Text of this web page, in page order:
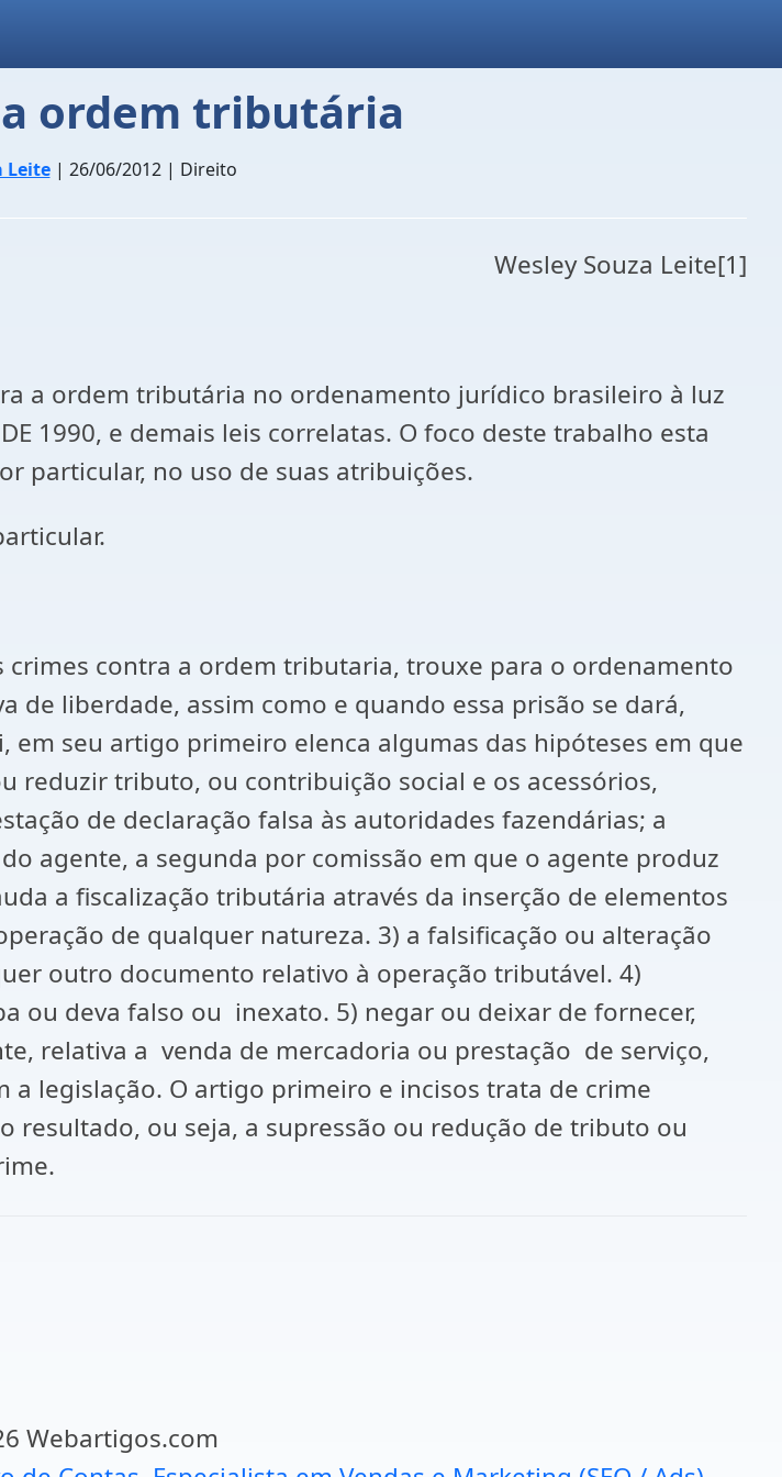
ordem tributária
Leite| 26/06/2012 | Direito
Wesley Souza Leite[1]
a ordem tributária no ordenamento jurídico brasileiro à luz
1990, e demais leis correlatas. O foco deste trabalho esta
particular, no uso de suas atribuições.
crimes contra a ordem tributaria, trouxe para o ordenamento
liberdade, assim como e quando essa prisão se dará,
seu artigo primeiro elenca algumas das hipóteses em que
reduzir tributo, ou contribuição social e os acessórios,
de declaração falsa às autoridades fazendárias; a
agente, a segunda por comissão em que o agente produz
a fiscalização tributária através da inserção de elementos
de qualquer natureza. 3) a falsificação ou alteração
outro documento relativo à operação tributável. 4)
ou deva falso ou inexato. 5) negar ou deixar de fornecer,
relativa a venda de mercadoria ou prestação de serviço,
legislação. O artigo primeiro e incisos trata de crime
resultado, ou seja, a supressão ou redução de tributo ou
Webartigos.com